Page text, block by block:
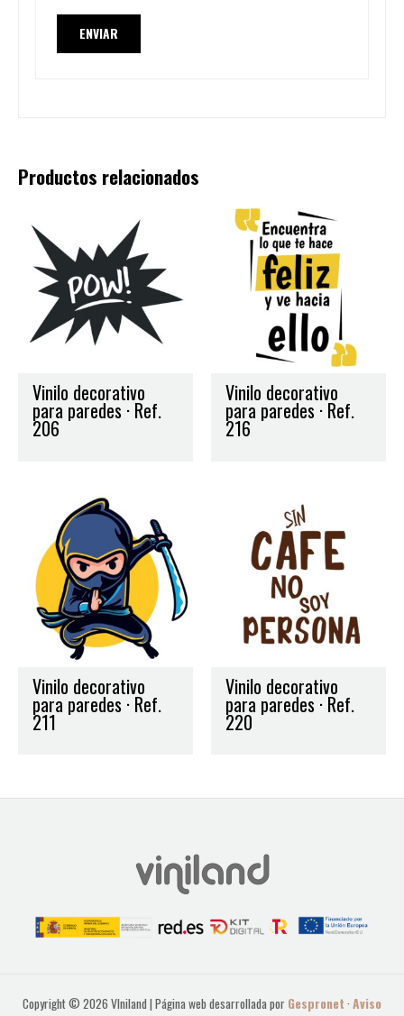
Productos relacionados
Vinilo decorativo
para paredes · Ref.
206
Vinilo decorativo
para paredes · Ref.
216
Vinilo decorativo
para paredes · Ref.
211
Vinilo decorativo
para paredes · Ref.
220
Copyright © 2026 VIniland | Página web desarrollada por Gespronet · Aviso